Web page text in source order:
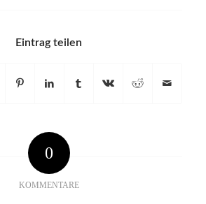
Eintrag teilen
0
KOMMENTARE